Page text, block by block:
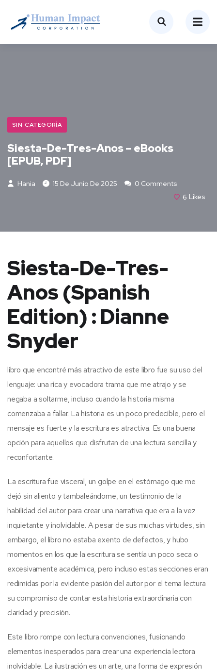
SIN CATEGORÍA
Siesta-De-Tres-Anos – eBooks
[EPUB, PDF]
Hania 15 De Junio De 2025
0 Comments
6 Likes
Siesta-De-Tres-
Anos (Spanish
Edition) : Dianne
Snyder
libro que encontré más atractivo de este libro fue su uso del
lenguaje: una rica y evocadora trama que me atrajo y se
negaba a soltarme, incluso cuando la historia misma
comenzaba a fallar. La historia es un poco predecible, pero el
mensaje es fuerte y la escritura es atractiva. Es una buena
opción para aquellos que disfrutan de una lectura sencilla y
reconfortante.
La escritura fue visceral, un golpe en el estómago que me
dejó sin aliento y tambaleándome, un testimonio de la
habilidad del autor para crear una narrativa que era a la vez
inquietante y inolvidable. A pesar de sus muchas virtudes, sin
embargo, el libro no estaba exento de defectos, y hubo
momentos en los que la escritura se sentía un poco seca o
excesivamente académica, pero incluso estas secciones eran
redimidas por la evidente pasión del autor por el tema lectura
su compromiso de contar esta historia extraordinaria con
claridad y precisión.
Este libro rompe con lectura convenciones, fusionando
elementos inesperados para crear una experiencia lectora
inolvidable. La ilustración es un arte, una forma de expresión